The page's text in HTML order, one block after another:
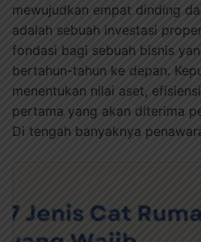
mewujudkan empat dinding
adalah sebuah investasi
fondasi bagi sebuah bisnis
bertahun-tahun ke depan.
menentukan nilai aset,
pertama yang akan diterima
Di tengah banyaknya